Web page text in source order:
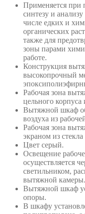
Применяется при
синтезу и
числе едких и
органических
также для
зоны парами
работе.
Конструкция
высокопрочный
Рабочая зона
цельного корпуса
Вытяжной шкаф
воздуха из
Рабочая зона
экраном из
Цвет серый.
Освещение
осуществляется
светильником,
вытяжной камеры.
Вытяжной шкаф
опоры.
В шкафу